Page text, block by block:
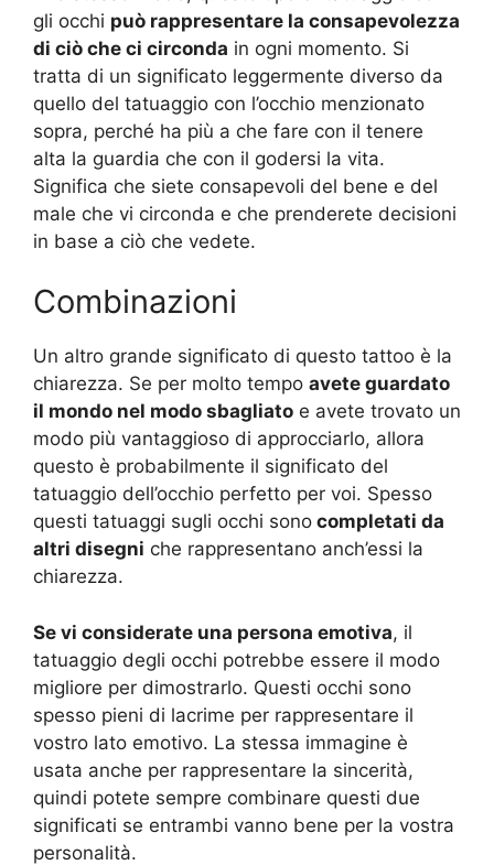
gli occhi può rappresentare la consapevolezza
di ciò che ci circonda in ogni momento. Si
tratta di un significato leggermente diverso da
quello del tatuaggio con l’occhio menzionato
sopra, perché ha più a che fare con il tenere
alta la guardia che con il godersi la vita.
Significa che siete consapevoli del bene e del
male che vi circonda e che prenderete decisioni
in base a ciò che vedete.
Combinazioni
Un altro grande significato di questo tattoo è la
chiarezza. Se per molto tempo avete guardato
il mondo nel modo sbagliato e avete trovato un
modo più vantaggioso di approcciarlo, allora
questo è probabilmente il significato del
tatuaggio dell’occhio perfetto per voi. Spesso
questi tatuaggi sugli occhi sono completati da
altri disegni che rappresentano anch’essi la
chiarezza.
Se vi considerate una persona emotiva, il
tatuaggio degli occhi potrebbe essere il modo
migliore per dimostrarlo. Questi occhi sono
spesso pieni di lacrime per rappresentare il
vostro lato emotivo. La stessa immagine è
usata anche per rappresentare la sincerità,
quindi potete sempre combinare questi due
significati se entrambi vanno bene per la vostra
personalità.